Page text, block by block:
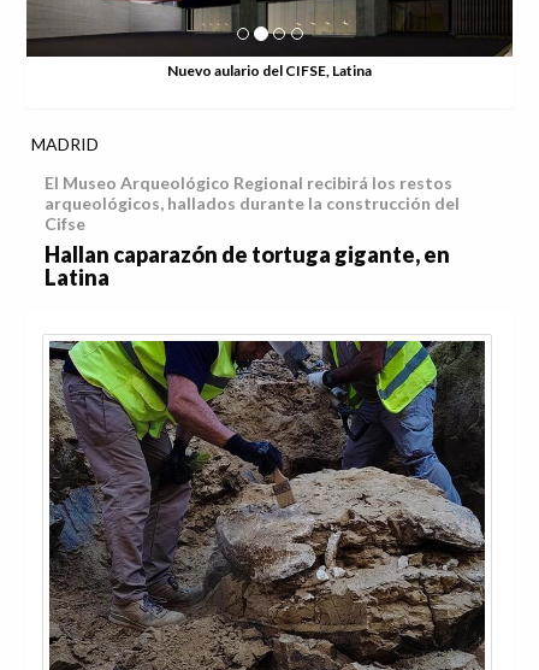
Nuevo aulario del CIFSE, Latina
MADRID
El Museo Arqueológico Regional recibirá los restos
arqueológicos, hallados durante la construcción del
Cifse
Hallan caparazón de tortuga gigante, en
Latina